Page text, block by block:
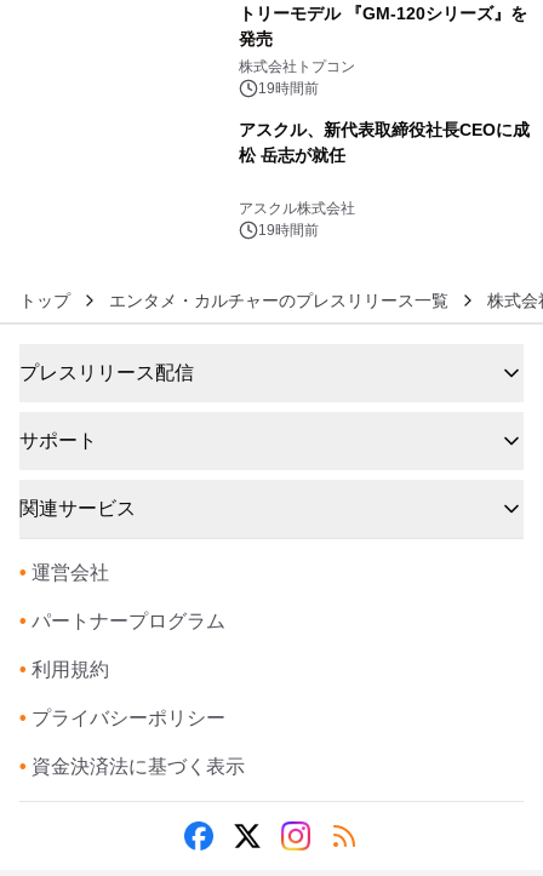
トリーモデル 『GM-120シリーズ』を
発売
株式会社トプコン
19時間前
アスクル、新代表取締役社長CEOに成
松 岳志が就任
アスクル株式会社
19時間前
トップ エンタメ・カルチャーのプレスリリース一覧 株式会
プレスリリース配信
サポート
関連サービス
• 運営会社
• パートナープログラム
• 利用規約
• プライバシーポリシー
• 資金決済法に基づく表示